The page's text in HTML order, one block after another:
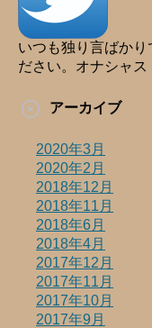
いつも独り言ばかり
ださい。オナシャス
アーカイブ
2020年3月
2020年2月
2018年12月
2018年11月
2018年6月
2018年4月
2017年12月
2017年11月
2017年10月
2017年9月